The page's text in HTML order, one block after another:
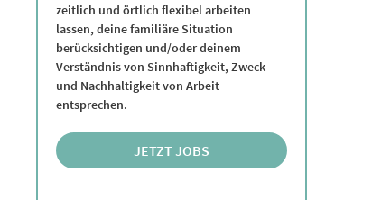
zeitlich und örtlich flexibel arbeiten
lassen, deine familiäre Situation
berücksichtigen und/oder deinem
Verständnis von Sinnhaftigkeit, Zweck
und Nachhaltigkeit von Arbeit
entsprechen.
JETZT JOBS